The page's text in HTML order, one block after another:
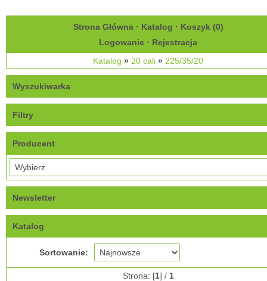
Strona Główna· Katalog · Koszyk (0)
Logowanie · Rejestracja
Katalog » 20 cali » 225/35/20
Wyszukiwarka
Filtry
Producent
Newsletter
Katalog
Sortowanie:
Strona: [1] / 1